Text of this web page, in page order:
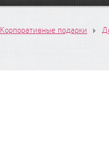
Корпоративные подарки